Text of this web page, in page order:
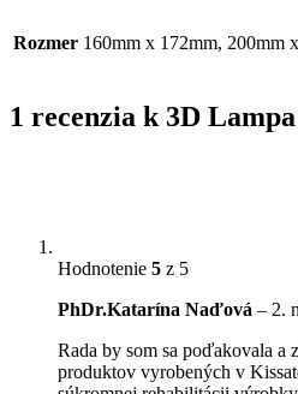
Rozmer 160mm x 172mm, 200mm
1 recenzia k 3D
Hodnotenie 5 z 5
PhDr.Katarína Naďová – 2.
Rada by som sa poďakovala a
produktov vyrobených v